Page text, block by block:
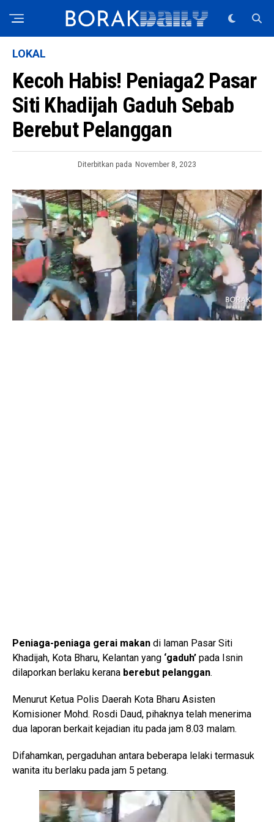
LOKAL
Kecoh Habis! Peniaga2 Pasar
Siti Khadijah Gaduh Sebab
Berebut Pelanggan
Diterbitkan pada November 8, 2023
Peniaga-peniaga gerai makan di laman Pasar Siti
Khadijah, Kota Bharu, Kelantan yang ‘gaduh’ pada Isnin
dilaporkan berlaku kerana berebut pelanggan.
Menurut Ketua Polis Daerah Kota Bharu Asisten
Komisioner Mohd. Rosdi Daud, pihaknya telah menerima
dua laporan berkait kejadian itu pada jam 8.03 malam.
Difahamkan, pergaduhan antara beberapa lelaki termasuk
wanita itu berlaku pada jam 5 petang.
V
i